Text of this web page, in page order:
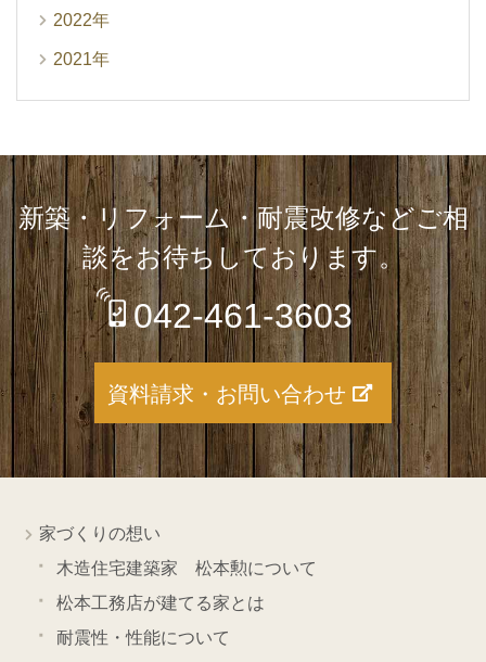
2022年
2021年
新築・リフォーム・耐震改修などご相
談をお待ちしております。
042-461-3603
資料請求・お問い合わせ
家づくりの想い
木造住宅建築家 松本勲について
松本工務店が建てる家とは
耐震性・性能について